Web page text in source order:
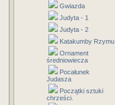
Gwiazda
Judyta - 1
Judyta - 2
Katakumby Rzymu
Ornament
średniowiecza
Pocałunek
Judasza
Początki sztuki
chrześci.